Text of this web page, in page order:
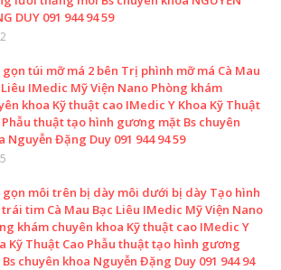
DUY 091 944 94 59
gọn túi mỡ má 2 bên Trị phình mỡ má Cà Mau
Liêu IMedic Mỹ Viện Nano Phòng khám
khoa Kỹ thuật cao IMedic Y Khoa Kỹ Thuật
Phẫu thuật tạo hình gương mặt Bs chuyên
Nguyễn Đặng Duy 091 944 94 59
gọn môi trên bị dày môi dưới bị dày Tạo hình
tim Cà Mau Bạc Liêu IMedic Mỹ Viện Nano
khám chuyên khoa Kỹ thuật cao IMedic Y
Kỹ Thuật Cao Phẫu thuật tạo hình gương
chuyên khoa Nguyễn Đặng Duy 091 944 94